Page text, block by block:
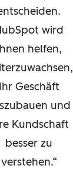
wird
helfen,
Ihr Geschäft
und
Kundschaft
besser zu
verstehen.